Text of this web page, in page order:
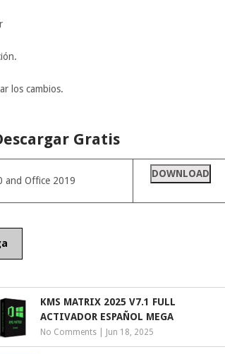
los cambios.
Gratis
and Office 2019
DOWNLOAD
KMS MATRIX 2025 V7.1 FULL
ACTIVADOR ESPAÑOL MEGA
No Comments| Jun 18, 2025